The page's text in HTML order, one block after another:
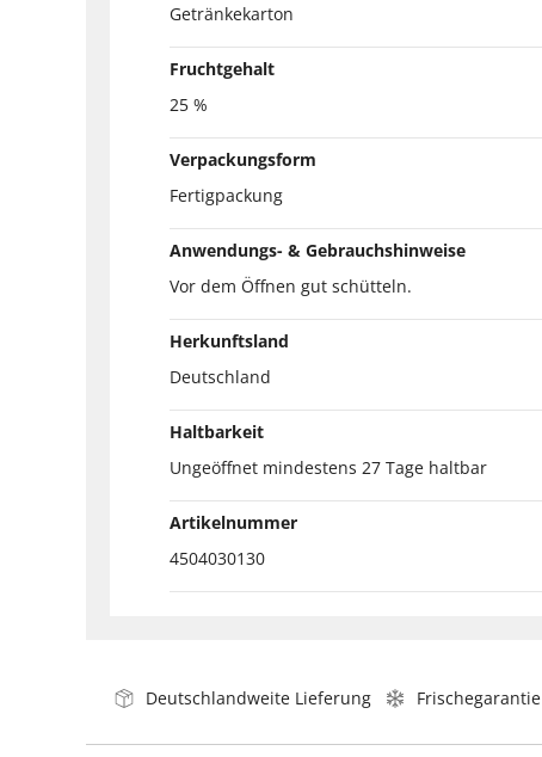
Getränkekarton
Fruchtgehalt
25 %
Verpackungsform
Fertigpackung
Anwendungs- & Gebrauchshinweise
Vor dem Öffnen gut schütteln.
Herkunftsland
Deutschland
Haltbarkeit
Ungeöffnet mindestens 27 Tage haltbar
Artikelnummer
4504030130
Deutschlandweite Lieferung Frischegarantie